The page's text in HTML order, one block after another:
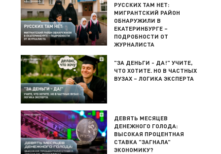
РУССКИХ ТАМ НЕТ:
МИГРАНТСКИЙ РАЙОН
ОБНАРУЖИЛИ В
ЕКАТЕРИНБУРГЕ –
ПОДРОБНОСТИ ОТ
ЖУРНАЛИСТА
"ЗА ДЕНЬГИ - ДА!" УЧИТЕ,
ЧТО ХОТИТЕ. НО В ЧАСТНЫХ
ВУЗАХ – ЛОГИКА ЭКСПЕРТА
ДЕВЯТЬ МЕСЯЦЕВ
ДЕНЕЖНОГО ГОЛОДА:
ВЫСОКАЯ ПРОЦЕНТНАЯ
СТАВКА "ЗАГНАЛА"
ЭКОНОМИКУ?